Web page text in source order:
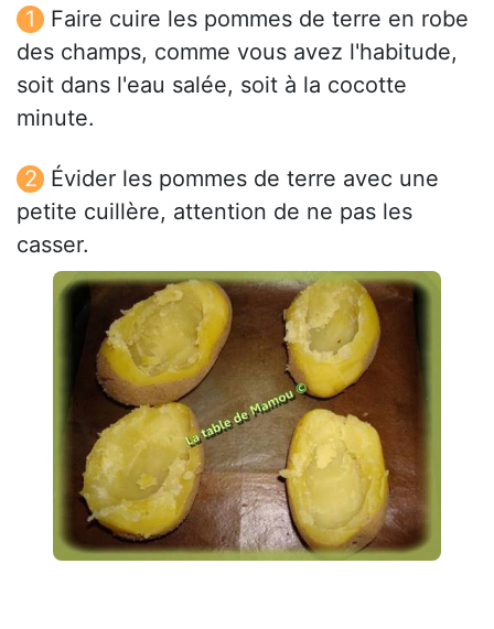
Faire cuire les pommes de terre en robe
des champs, comme vous avez l'habitude,
soit dans l'eau salée, soit à la cocotte
minute.
Évider les pommes de terre avec une
petite cuillère, attention de ne pas les
casser.